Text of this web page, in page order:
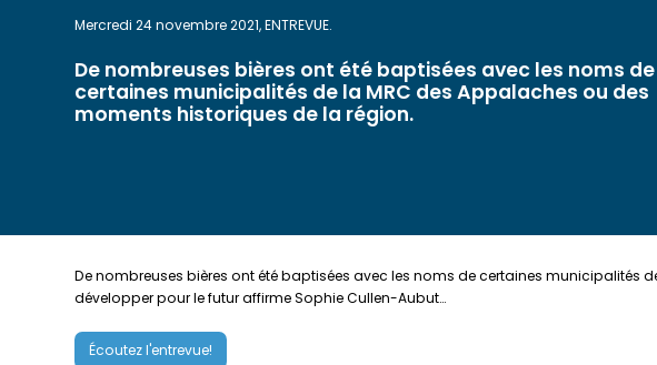
Mercredi 24 novembre 2021, ENTREVUE.
De nombreuses bières ont été baptisées avec les noms de
certaines municipalités de la MRC des Appalaches ou des
moments historiques de la région.
De nombreuses bières ont été baptisées avec les noms de certaines municipalités
développer pour le futur affirme Sophie Cullen-Aubut…
Écoutez l'entrevue!